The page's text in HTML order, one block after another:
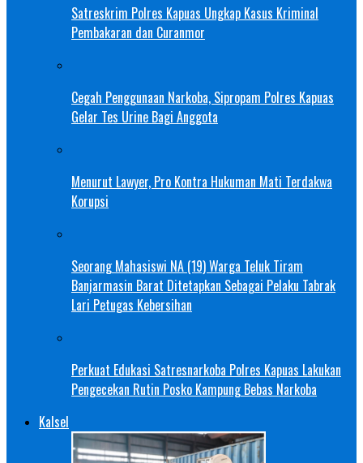
Satreskrim Polres Kapuas Ungkap Kasus Kriminal
Pembakaran dan Curanmor
Cegah Penggunaan Narkoba, Sipropam Polres Kapuas
Gelar Tes Urine Bagi Anggota
Menurut Lawyer, Pro Kontra Hukuman Mati Terdakwa
Korupsi
Seorang Mahasiswi NA (19) Warga Teluk Tiram
Banjarmasin Barat Ditetapkan Sebagai Pelaku Tabrak
Lari Petugas Kebersihan
Perkuat Edukasi Satresnarkoba Polres Kapuas Lakukan
Pengecekan Rutin Posko Kampung Bebas Narkoba
Kalsel